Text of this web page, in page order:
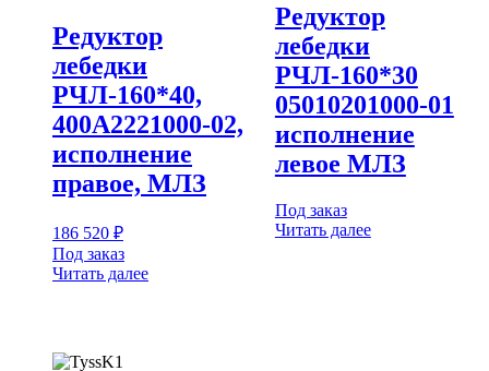
Редуктор
лебедки
РЧЛ-160*40,
400А2221000-02,
исполнение
правое, МЛЗ
186 520 ₽
Под заказ
Читать далее
Редуктор
лебедки
РЧЛ-160*30
05010201000-01
исполнение
левое МЛЗ
Под заказ
Читать далее